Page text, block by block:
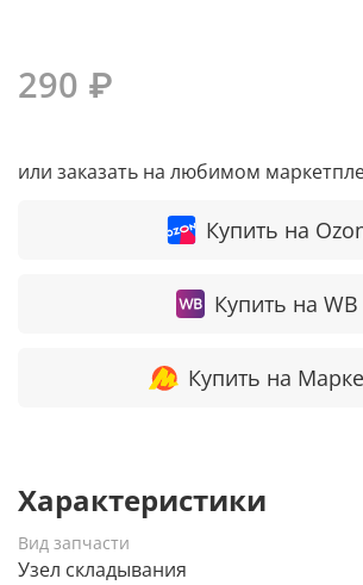
290 ₽
или заказать на любимом
Купить на
Купить на WB
Купить на
Характеристики
Вид запчасти
Узел складывания